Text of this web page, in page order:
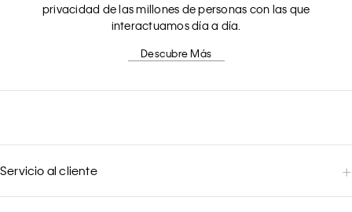
privacidad de las millones de personas con las que
interactuamos día a día.
Descubre Más
Servicio al cliente